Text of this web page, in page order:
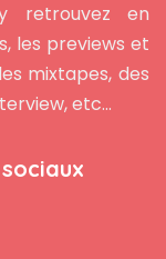
retrouvez en
les previews et
mixtapes, des
etc...